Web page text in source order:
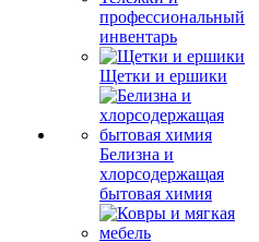
профессиональный
инвентарь
Щетки и ершики
Белизна и
хлорсодержащая
бытовая химия